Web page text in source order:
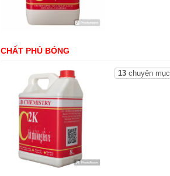
CHẤT PHỦ BÓNG
13chuyên mục